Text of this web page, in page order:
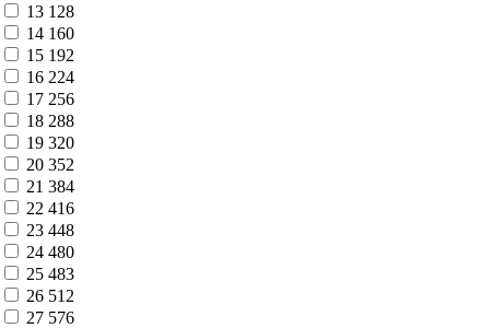
13 128
14 160
15 192
16 224
17 256
18 288
19 320
20 352
21 384
22 416
23 448
24 480
25 483
26 512
27 576